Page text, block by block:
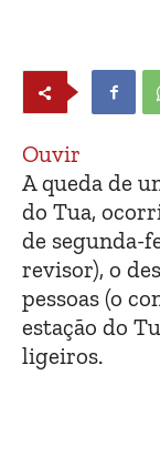
Ouvir
A queda de
do Tua,
de segunda-
revisor), o
pessoas (o
estação do
ligeiros.